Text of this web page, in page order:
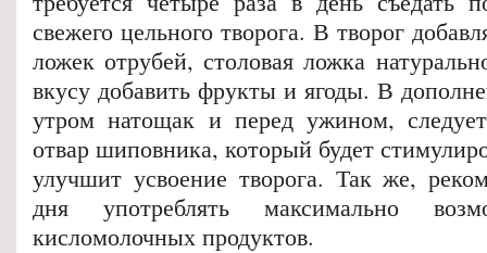
свежего цельного творога. В творог
ложек отрубей, столовая ложка
вкусу добавить фрукты и ягоды. В
утром натощак и перед ужином,
отвар шиповника, который будет
улучшит усвоение творога. Так же,
дня употреблять максимально
кисломолочных продуктов.